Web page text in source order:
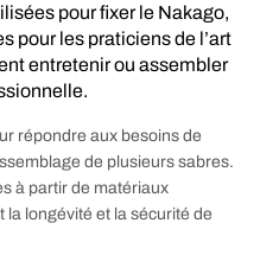
pour fixer le Nakago,
pour les praticiens de l’art
entretenir ou assembler
répondre aux besoins de
de plusieurs sabres.
à partir de matériaux
longévité et la sécurité de